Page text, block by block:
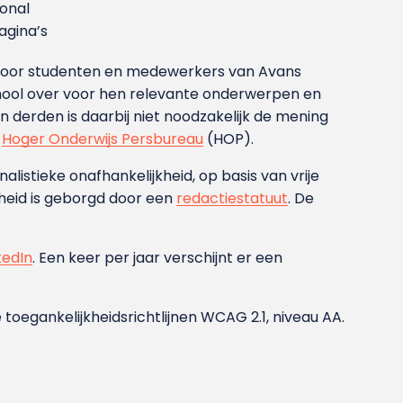
studenten en medewerkers van Avans
over voor hen relevante onderwerpen en
is daarbij niet noodzakelijk de mening
Hoger Onderwijs Persbureau (HOP).
onafhankelijkheid, op basis van vrije
is geborgd door een redactiestatuut. De
. Een keer per jaar verschijnt er een
WCAG 2.1, niveau AA.